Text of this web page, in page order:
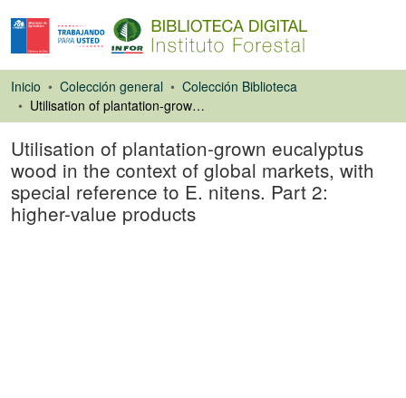
Inicio Colección general
Colección Biblioteca
Utilisation of plantation-grown eucalyptus wood in the context of global markets, with special reference to E. nitens. Part 2: higher-value products
Utilisation of plantation-grown eucalyptus
wood in the context of global markets, with
special reference to E. nitens. Part 2:
higher-value products